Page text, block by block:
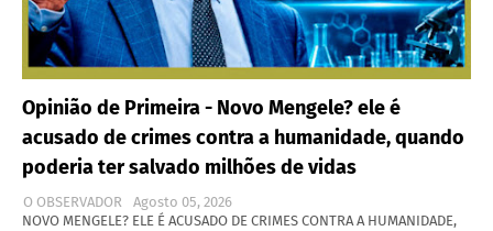
Opinião de Primeira - Novo Mengele? ele é
acusado de crimes contra a humanidade, quando
poderia ter salvado milhões de vidas
O OBSERVADOR
Agosto 05, 2026
NOVO MENGELE? ELE É ACUSADO DE CRIMES CONTRA A HUMANIDADE,